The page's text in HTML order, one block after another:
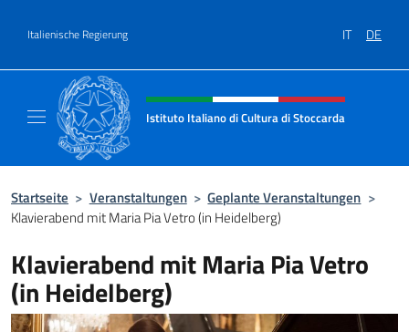
Italienische Regierung IT DE
Header-Site, Social und Menü
Istituto Italiano di Cultura di Stoccarda
Startseite > Veranstaltungen > Geplante Veranstaltungen >
Klavierabend mit Maria Pia Vetro (in Heidelberg)
Klavierabend mit Maria Pia Vetro
(in Heidelberg)